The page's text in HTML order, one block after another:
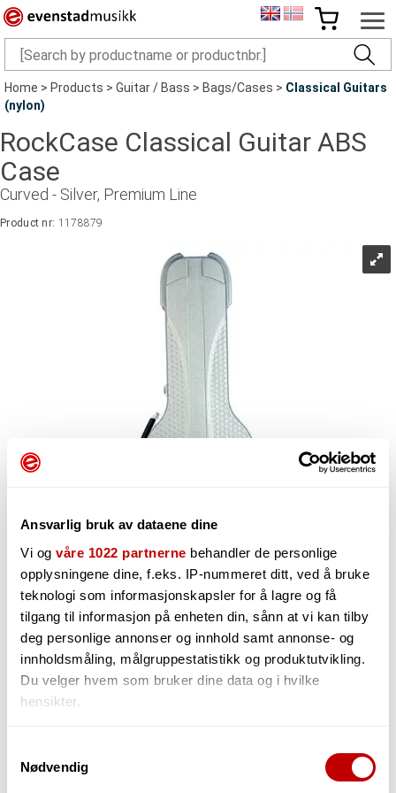
Ansvarlig bruk av dataene dine
Vi og våre 1022 partnerne behandler de personlige
opplysningene dine, f.eks. IP-nummeret ditt, ved å bruke
teknologi som informasjonskapsler for å lagre og få
tilgang til informasjon på enheten din, sånn at vi kan tilby
deg personlige annonser og innhold samt annonse- og
innholdsmåling, målgruppestatistikk og produktutvikling.
Du velger hvem som bruker dine data og i hvilke
hensikter.
Innhente informasjon om den geografiske
Nødvendig
Home>Products>Guitar / Bass>Bags/Cases>Classical Guitars
(nylon)
RockCase Classical Guitar ABS
Case
Curved - Silver, Premium Line
Product nr: 1178879
2 669,-